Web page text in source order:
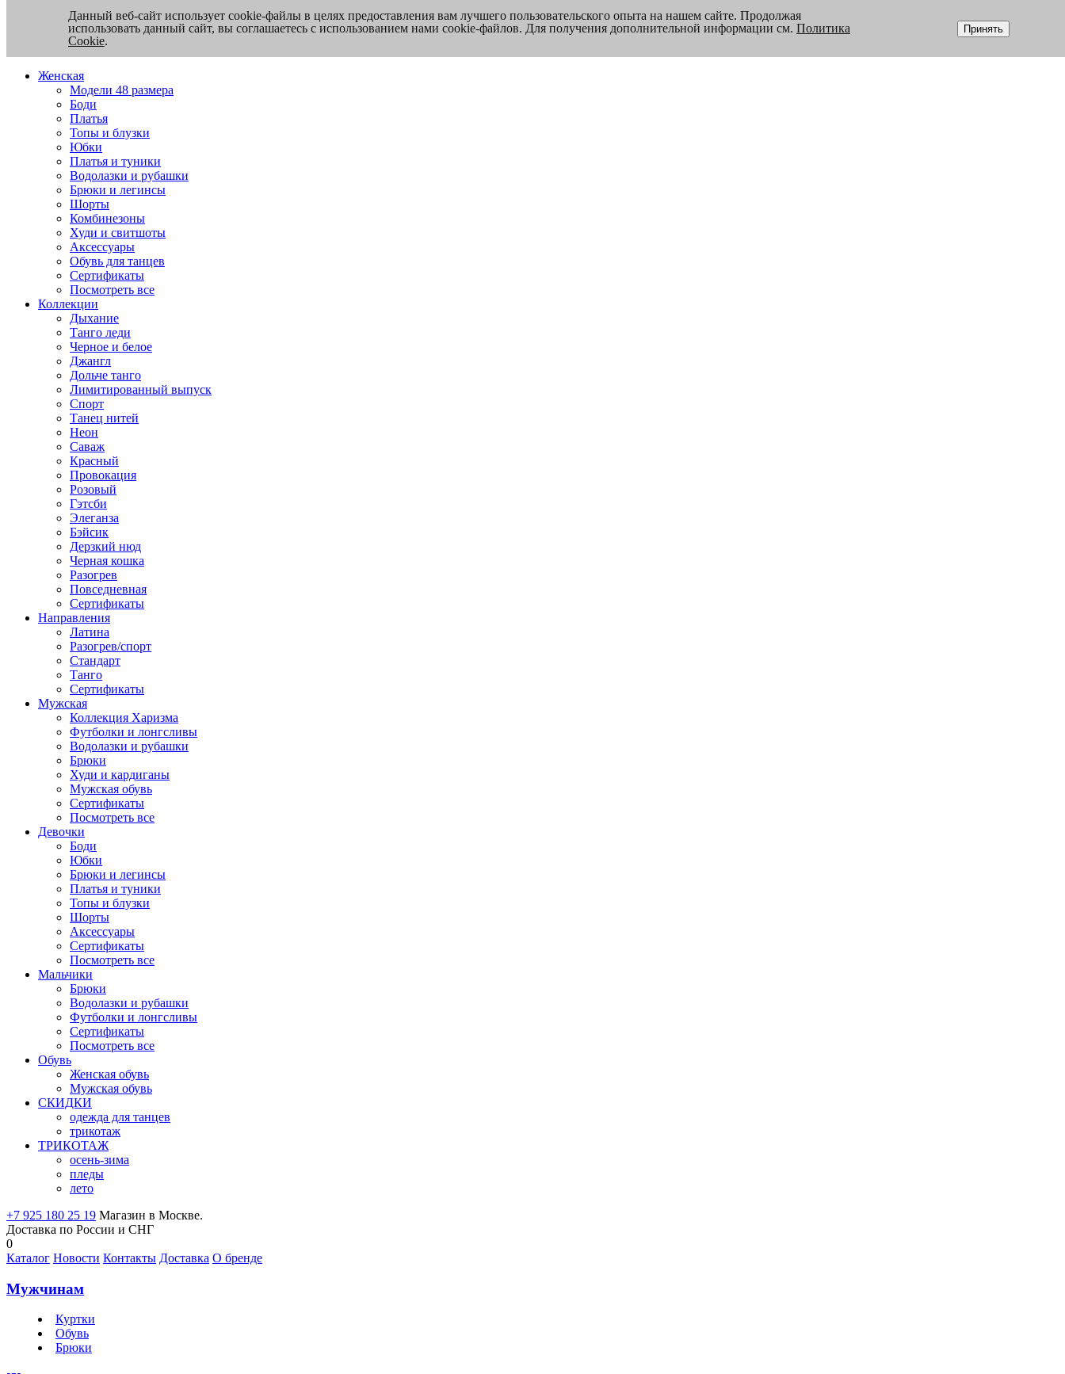
Женская
Модели 48 размера
Боди
Платья
Топы и блузки
Юбки
Платья и туники
Водолазки и рубашки
Брюки и легинсы
Шорты
Комбинезоны
Худи и свитшоты
Аксессуары
Обувь для танцев
Сертификаты
Посмотреть все
Коллекции
Дыхание
Танго леди
Черное и белое
Джангл
Дольче танго
Лимитированный выпуск
Спорт
Танец нитей
Неон
Саваж
Красный
Провокация
Розовый
Гэтсби
Элеганза
Бэйсик
Дерзкий нюд
Черная кошка
Разогрев
Повседневная
Сертификаты
Направления
Латина
Разогрев/спорт
Стандарт
Танго
Сертификаты
Мужская
Коллекция Харизма
Футболки и лонгсливы
Водолазки и рубашки
Брюки
Худи и кардиганы
Мужская обувь
Сертификаты
Посмотреть все
Девочки
Боди
Юбки
Брюки и легинсы
Платья и туники
Топы и блузки
Шорты
Аксессуары
Сертификаты
Посмотреть все
Мальчики
Брюки
Водолазки и рубашки
Футболки и лонгсливы
Сертификаты
Посмотреть все
Обувь
Женская обувь
Мужская обувь
СКИДКИ
одежда для танцев
трикотаж
ТРИКОТАЖ
осень-зима
пледы
лето
+7 925 180 25 19 Магазин в Москве.
Доставка по России и СНГ
0
Каталог Новости Контакты Доставка О бренде
Мужчинам
Куртки
Обувь
Брюки
Данный веб-сайт использует cookie-файлы в целях предоставления вам лучшего пользовательского опыта на нашем сайте. Продолжая
использовать данный сайт, вы соглашаетесь с использованием нами cookie-файлов. Для получения дополнительной информации см. Политика
Cookie.
Принять